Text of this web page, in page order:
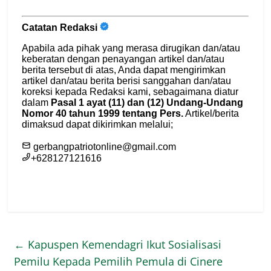
← Kapuspen Kemendagri Ikut Sosialisasi
Pemilu Kepada Pemilih Pemula di Cinere